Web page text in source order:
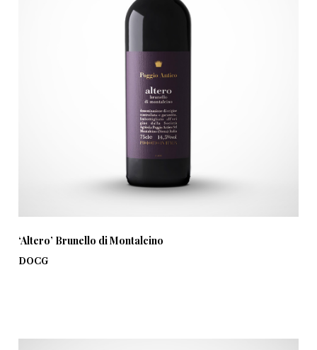
‘Altero’ Brunello di Montalcino
DOCG